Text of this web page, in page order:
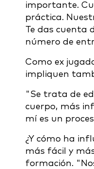
importante.
práctica.
Te das cuenta
número de
Como ex
impliquen
"Se trata de
cuerpo, más
mí es un
¿Y cómo ha
más fácil y
formación.